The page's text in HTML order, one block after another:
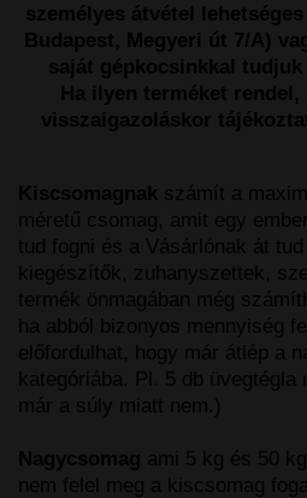
személyes átvétel
Budapest, Megyeri út 7/A)
saját gépkocsinkkal
Ha ilyen terméket
visszaigazoláskor
Kiscsomagnak számít a
méretű csomag, amit egy
tud fogni és a Vásárlónak át
kiegészítők, zuhanyszettek,
termék önmagában még
ha abból bizonyos mennyiség
előfordulhat, hogy már átlép a
kategóriába. Pl. 5 db üvegtégla
már a súly miatt nem.)
Nagycsomag ami 5 kg és 50
nem felel meg a kiscsomag